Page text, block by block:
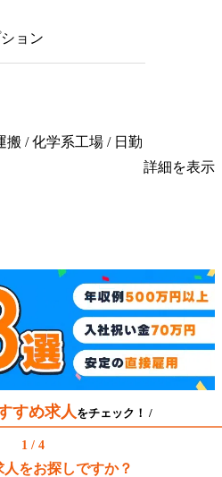
ョン
搬 / 化学系工場 / 日勤
詳細を表示
すめ求人をチェック！ /
1 / 4
をお探しですか？